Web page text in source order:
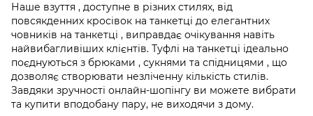
Наше взуття , доступне в різних стилях, від
повсякденних кросівок на танкетці до елегантних
човників на танкетці , виправдає очікування навіть
найвибагливіших клієнтів. Туфлі на танкетці ідеально
поєднуються з брюками , сукнями та спідницями , що
дозволяє створювати незліченну кількість стилів.
Завдяки зручності онлайн-шопінгу ви можете вибрати
та купити вподобану пару, не виходячи з дому.